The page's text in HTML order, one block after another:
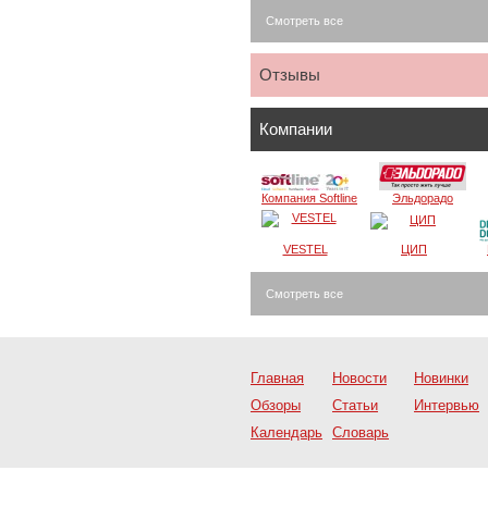
Смотреть все
Отзывы
Компании
Компания Softline Эльдорадо
VESTEL ЦИП
Смотреть все
Главная Новости
Новинки
Обзоры
Статьи
Интервью
Календарь Словарь